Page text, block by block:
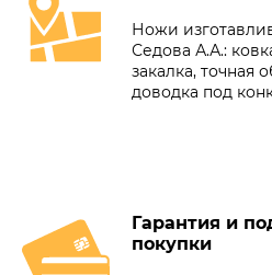
Ножи
Седова А.А.:
закалка, точная
доводка под
Гарантия и
покупки